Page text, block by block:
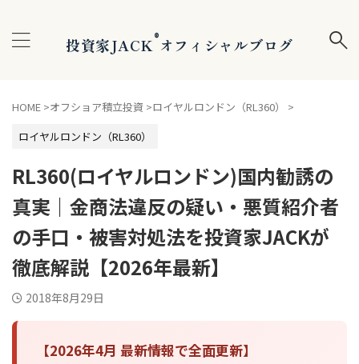
投資家JACK®オフィシャルブログ
HOME >オフショア積立投資 >ロイヤルロンドン（RL360）
>
ロイヤルロンドン（RL360）
RL360(ロイヤルロンドン)国内勧誘の
真実｜金商法違反の疑い・悪質紹介者
の手口・被害対処法を投資家JACKが
徹底解説【2026年最新】
2018年8月29日
【2026年4月 最新情報で全面更新】